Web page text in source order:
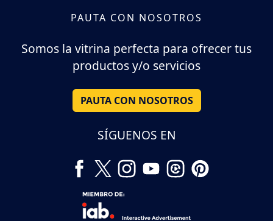
PAUTA CON NOSOTROS
Somos la vitrina perfecta para ofrecer tus
productos y/o servicios
PAUTA CON NOSOTROS
SÍGUENOS EN